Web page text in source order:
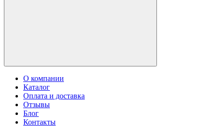
О компании
Каталог
Оплата и доставка
Отзывы
Блог
Контакты